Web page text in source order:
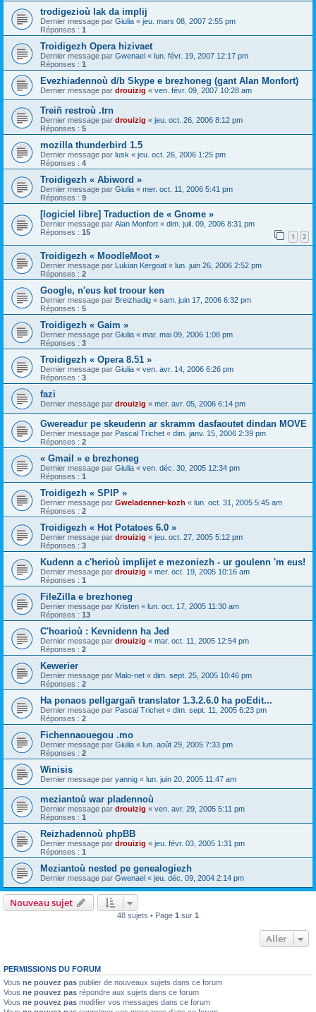
trodigezioù lak da implij
Dernier message par Giulia « jeu. mars 08, 2007 2:55 pm
Réponses : 1
Troidigezh Opera hizivaet
Dernier message par Gwenael « lun. févr. 19, 2007 12:17 pm
Réponses : 1
Evezhiadennoù d/b Skype e brezhoneg (gant Alan Monfort)
Dernier message par drouizig « ven. févr. 09, 2007 10:28 am
Treiñ restroù .trn
Dernier message par drouizig « jeu. oct. 26, 2006 8:12 pm
Réponses : 5
mozilla thunderbird 1.5
Dernier message par lusk « jeu. oct. 26, 2006 1:25 pm
Réponses : 4
Troidigezh « Abiword »
Dernier message par Giulia « mer. oct. 11, 2006 5:41 pm
Réponses : 9
[logiciel libre] Traduction de « Gnome »
Dernier message par Alan Monfort « dim. juil. 09, 2006 8:31 pm
Réponses : 15 1 2
Troidigezh « MoodleMoot »
Dernier message par Lukian Kergoat « lun. juin 26, 2006 2:52 pm
Réponses : 2
Google, n'eus ket troour ken
Dernier message par Breizhadig « sam. juin 17, 2006 6:32 pm
Réponses : 5
Troidigezh « Gaim »
Dernier message par Giulia « mar. mai 09, 2006 1:08 pm
Réponses : 3
Troidigezh « Opera 8.51 »
Dernier message par Giulia « ven. avr. 14, 2006 6:26 pm
Réponses : 3
fazi
Dernier message par drouizig « mer. avr. 05, 2006 6:14 pm
Gwereadur pe skeudenn ar skramm dasfaoutet dindan MOVE
Dernier message par Pascal Trichet « dim. janv. 15, 2006 2:39 pm
Réponses : 2
« Gmail » e brezhoneg
Dernier message par Giulia « ven. déc. 30, 2005 12:34 pm
Réponses : 1
Troidigezh « SPIP »
Dernier message par Gweladenner-kozh « lun. oct. 31, 2005 5:45 am
Réponses : 2
Troidigezh « Hot Potatoes 6.0 »
Dernier message par drouizig « jeu. oct. 27, 2005 5:12 pm
Réponses : 3
Kudenn a c'herioù implijet e mezoniezh - ur goulenn 'm eus!
Dernier message par drouizig « mer. oct. 19, 2005 10:16 am
Réponses : 1
FileZilla e brezhoneg
Dernier message par Kristen « lun. oct. 17, 2005 11:30 am
Réponses : 13
C'hoarioù : Kevnidenn ha Jed
Dernier message par drouizig « mar. oct. 11, 2005 12:54 pm
Réponses : 2
Kewerier
Dernier message par Malo-net « dim. sept. 25, 2005 10:46 pm
Réponses : 2
Ha penaos pellgargañ translator 1.3.2.6.0 ha poEdit...
Dernier message par Pascal Trichet « dim. sept. 11, 2005 6:23 pm
Réponses : 2
Fichennaouegou .mo
Dernier message par Giulia « lun. août 29, 2005 7:33 pm
Réponses : 2
Winisis
Dernier message par yannig « lun. juin 20, 2005 11:47 am
meziantoù war pladennoù
Dernier message par drouizig « ven. avr. 29, 2005 5:11 pm
Réponses : 1
Reizhadennoù phpBB
Dernier message par drouizig « jeu. févr. 03, 2005 1:31 pm
Réponses : 1
Meziantoù nested pe genealogiezh
Dernier message par Gwenael « jeu. déc. 09, 2004 2:14 pm
Nouveau sujet
48 sujets • Page 1 sur 1
Aller
PERMISSIONS DU FORUM
Vous ne pouvez pas publier de nouveaux sujets dans ce forum
Vous ne pouvez pas répondre aux sujets dans ce forum
Vous ne pouvez pas modifier vos messages dans ce forum